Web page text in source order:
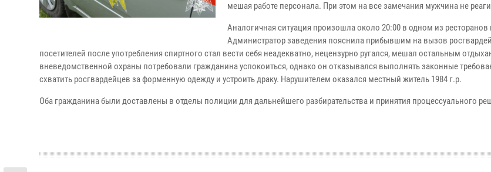
мешая работе персонала. При этом на все замечания мужчина не
Аналогичная ситуация произошла около 20:00 в одном из ресторанов
Администратор заведения пояснила прибывшим на вызов
посетителей после употребления спиртного стал вести себя неадекватно, нецензурно ругался, мешал остальным
вневедомственной охраны потребовали гражданина успокоиться, однако он отказывался выполнять законные
схватить росгвардейцев за форменную одежду и устроить драку. Нарушителем оказался местный житель 1984 г.р.
Оба гражданина были доставлены в отделы полиции для дальнейшего разбирательства и принятия процессуального